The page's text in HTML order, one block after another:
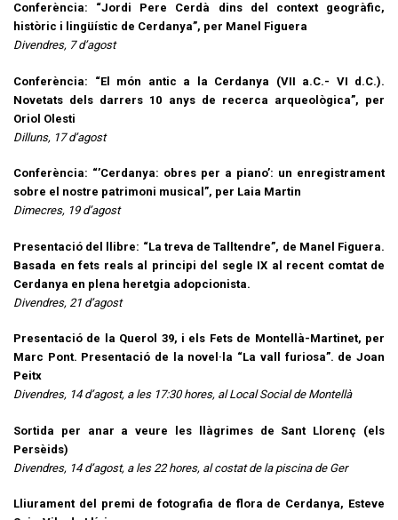
Conferència: “Jordi Pere Cerdà dins del context geogràfic,
històric i lingüístic de Cerdanya”, per Manel Figuera
Divendres, 7 d’agost
Conferència: “El món antic a la Cerdanya (VII a.C.- VI d.C.).
Novetats dels darrers 10 anys de recerca arqueològica”, per
Oriol Olesti
Dilluns, 17 d’agost
Conferència: “’Cerdanya: obres per a piano’: un enregistrament
sobre el nostre patrimoni musical”, per Laia Martin
Dimecres, 19 d’agost
Presentació del llibre: “La treva de Talltendre”, de Manel Figuera.
Basada en fets reals al principi del segle IX al recent comtat de
Cerdanya en plena heretgia adopcionista.
Divendres, 21 d’agost
Presentació de la Querol 39, i els Fets de Montellà-Martinet, per
Marc Pont. Presentació de la novel·la “La vall furiosa”. de Joan
Peitx
Divendres, 14 d’agost, a les 17:30 hores, al Local Social de Montellà
Sortida per anar a veure les llàgrimes de Sant Llorenç (els
Persèids)
Divendres, 14 d’agost, a les 22 hores, al costat de la piscina de Ger
Lliurament del premi de fotografia de flora de Cerdanya, Esteve